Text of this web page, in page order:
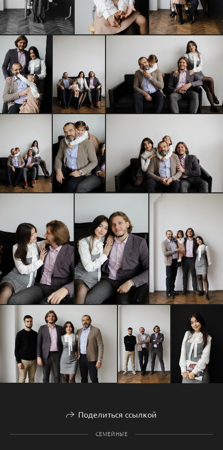
Поделиться ссылкой
СЕМЕЙНЫЕ